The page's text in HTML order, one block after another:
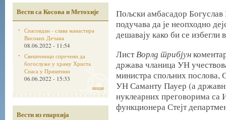
Вести са Косова и Метохије
Спасовдан - слава манастира
Високих Дечана
08.06.2022 - 11:54
Свештеници спречени да
богослуже у храму Христа
Спаса у Приштини
06.06.2022 - 15:33
више
Вести из епархија
Пољски амбасадор Богуслав
подучава да је неопходно
дешавају како би се избегли
ЛистВорлд трибјун
држава чланица УН
министра спољних послова,
УН Саманту Пауер (а
нуклеарних преговорима са
функционера Стејт